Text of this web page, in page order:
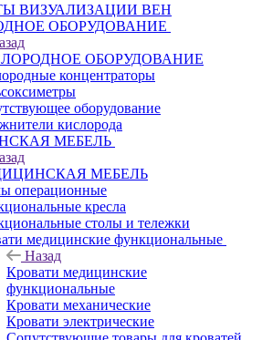
ВИЗУАЛИЗАЦИИ ВЕН
ОБОРУДОВАНИЕ
ОБОРУДОВАНИЕ
концентраторы
оборудование
кислорода
МЕБЕЛЬ
МЕБЕЛЬ
операционные
кресла
столы и тележки
медицинские функциональные
Назад
Кровати медицинские
функциональные
Кровати механические
Кровати электрические